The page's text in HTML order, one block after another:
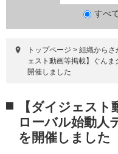
て
すべて
トップページ > 組織からさ
ェスト動画等掲載】ぐん
開催しました
文
【ダイジェス
ローバル始動人
を開催しました